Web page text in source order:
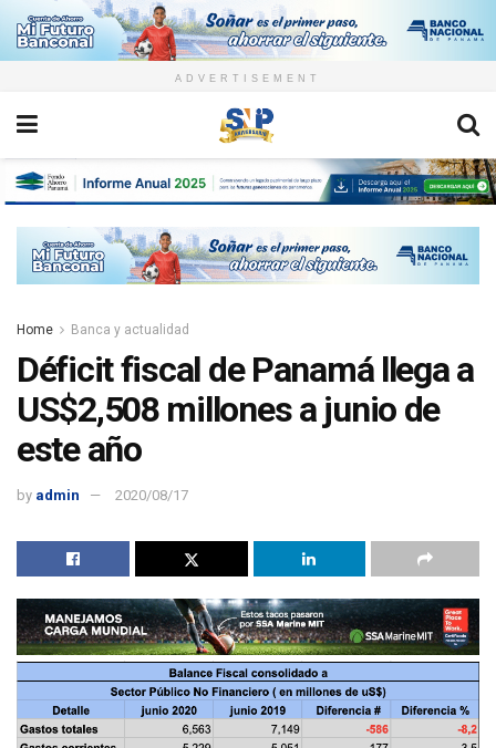
ADVERTISEMENT
Home Banca y actualidad
Déficit fiscal de Panamá llega a
US$2,508 millones a junio de
este año
by admin 2020/08/17